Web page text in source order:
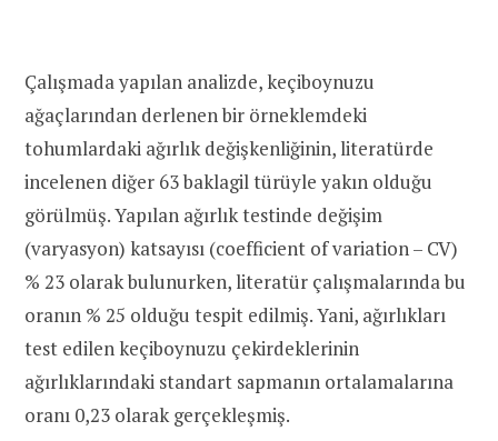
Çalışmada yapılan analizde, keçiboynuzu
ağaçlarından derlenen bir örneklemdeki
tohumlardaki ağırlık değişkenliğinin, literatürde
incelenen diğer 63 baklagil türüyle yakın olduğu
görülmüş. Yapılan ağırlık testinde değişim
(varyasyon) katsayısı (coefficient of variation – CV)
% 23 olarak bulunurken, literatür çalışmalarında bu
oranın % 25 olduğu tespit edilmiş. Yani, ağırlıkları
test edilen keçiboynuzu çekirdeklerinin
ağırlıklarındaki standart sapmanın ortalamalarına
oranı 0,23 olarak gerçekleşmiş.